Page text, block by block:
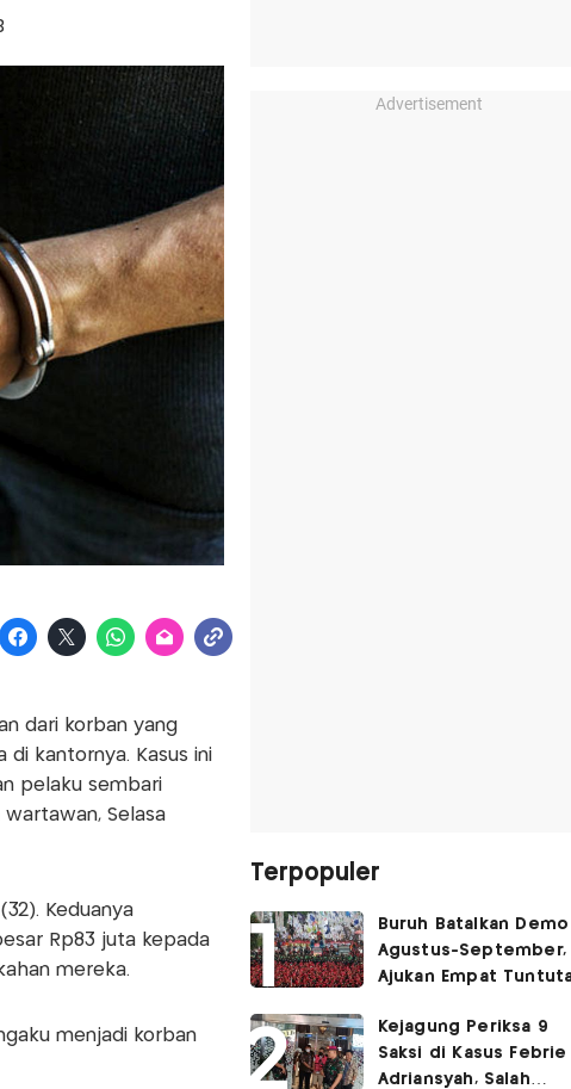
dari korban yang
kantornya. Kasus ini
pelaku sembari
Selasa
Keduanya
Rp83 juta kepada
mereka.
menjadi korban
Advertisement
Terpopuler
Buruh Batalkan Demo
Agustus-September,
Ajukan Empat
Kejagung Periksa 9
Saksi di Kasus Febrie
Adriansyah, Salah